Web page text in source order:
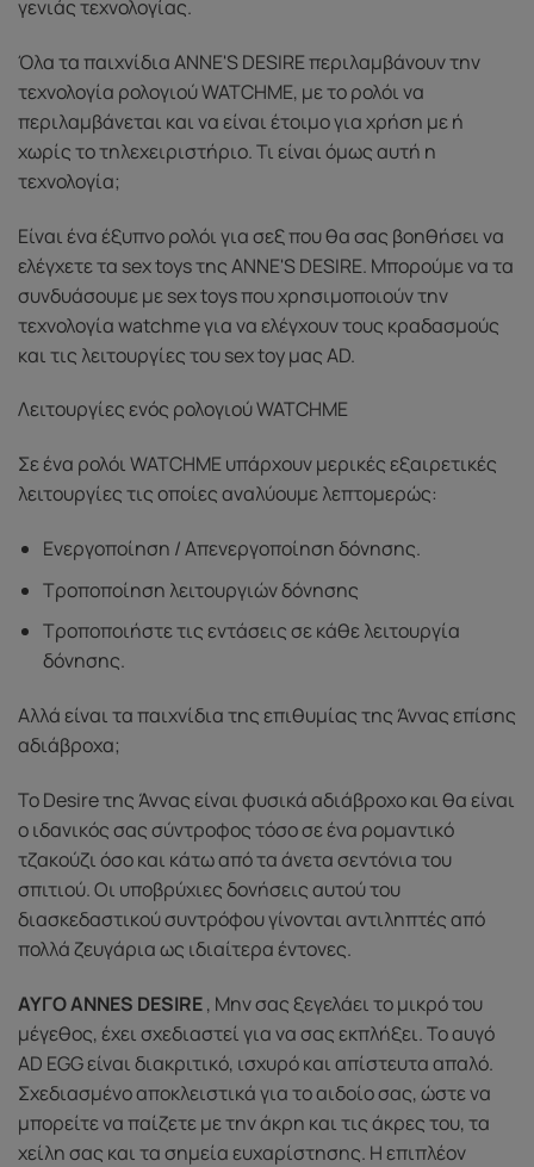
γενιάς τεχνολογίας.
Όλα τα παιχνίδια ANNE'S DESIRE περιλαμβάνουν την
τεχνολογία ρολογιού WATCHME, με το ρολόι να
περιλαμβάνεται και να είναι έτοιμο για χρήση με ή
χωρίς το τηλεχειριστήριο. Τι είναι όμως αυτή η
τεχνολογία;
Είναι ένα έξυπνο ρολόι για σεξ που θα σας βοηθήσει να
ελέγχετε τα sex toys της ANNE'S DESIRE. Μπορούμε να τα
συνδυάσουμε με sex toys που χρησιμοποιούν την
τεχνολογία watchme για να ελέγχουν τους κραδασμούς
και τις λειτουργίες του sex toy μας AD.
Λειτουργίες ενός ρολογιού WATCHME
Σε ένα ρολόι WATCHME υπάρχουν μερικές εξαιρετικές
λειτουργίες τις οποίες αναλύουμε λεπτομερώς:
Ενεργοποίηση / Απενεργοποίηση δόνησης.
Τροποποίηση λειτουργιών δόνησης
Τροποποιήστε τις εντάσεις σε κάθε λειτουργία
δόνησης.
Αλλά είναι τα παιχνίδια της επιθυμίας της Άννας επίσης
αδιάβροχα;
Το Desire της Άννας είναι φυσικά αδιάβροχο και θα είναι
ο ιδανικός σας σύντροφος τόσο σε ένα ρομαντικό
τζακούζι όσο και κάτω από τα άνετα σεντόνια του
σπιτιού. Οι υποβρύχιες δονήσεις αυτού του
διασκεδαστικού συντρόφου γίνονται αντιληπτές από
πολλά ζευγάρια ως ιδιαίτερα έντονες.
ΑΥΓΟ ANNES DESIRE, Μην σας ξεγελάει το μικρό του
μέγεθος, έχει σχεδιαστεί για να σας εκπλήξει. Το αυγό
AD EGG είναι διακριτικό, ισχυρό και απίστευτα απαλό.
Σχεδιασμένο αποκλειστικά για το αιδοίο σας, ώστε να
μπορείτε να παίζετε με την άκρη και τις άκρες του, τα
χείλη σας και τα σημεία ευχαρίστησης. Η επιπλέον